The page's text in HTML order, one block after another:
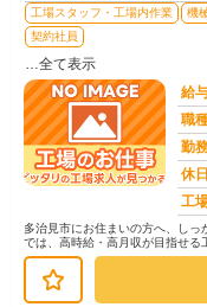
工場スタッフ・工場内作業 機
契約社員
…全て表示
給
職
勤
休
工
多治見市にお住まいの方へ、し
では、高時給・高月収が目指せる
例】◇ 製造ラインでの組立・加工